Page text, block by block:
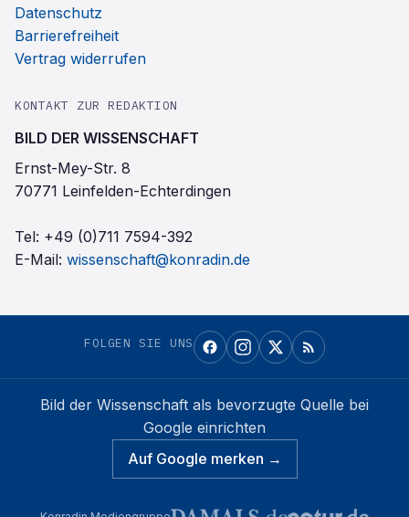
Datenschutz
Barrierefreiheit
Vertrag widerrufen
KONTAKT ZUR REDAKTION
BILD DER WISSENSCHAFT
Ernst-Mey-Str. 8
70771 Leinfelden-Echterdingen
Tel: +49 (0)711 7594-392
E-Mail: wissenschaft@konradin.de
FOLGEN SIE UNS
Bild der Wissenschaft als bevorzugte Quelle bei
Google einrichten
Auf Google merken →